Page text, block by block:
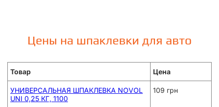
Цены на шпаклевки для авто
Товар Цена
УНИВЕРСАЛЬНАЯ ШПАКЛЕВКА NOVOL
UNI 0,25 КГ, 1100
109 грн